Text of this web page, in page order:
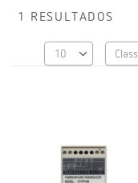
1 RESULTADOS